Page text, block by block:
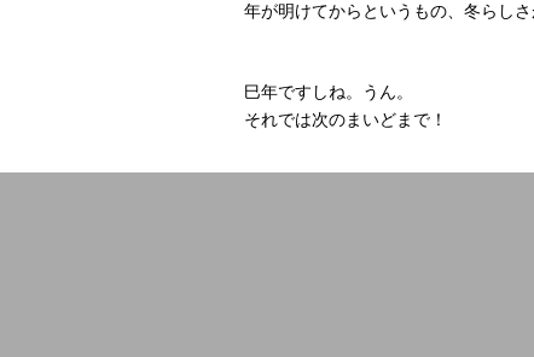
年が明けてからというもの、冬らし
巳年ですしね。うん。
それでは次のまいどまで！